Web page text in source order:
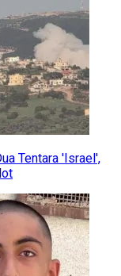
Tentara 'Israel',